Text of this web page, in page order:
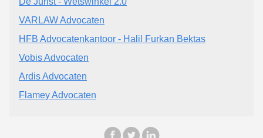
VARLAW Advocaten
HFB Advocatenkantoor - Halil Furkan Bektas
Vobis Advocaten
Ardis Advocaten
Flamey Advocaten